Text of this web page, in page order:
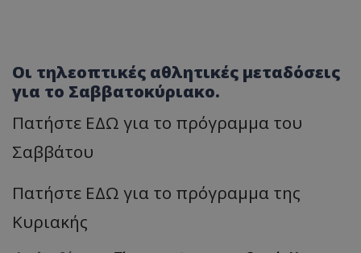
Οι τηλεοπτικές αθλητικές μεταδόσεις
για το Σαββατοκύριακο.
Πατήστε ΕΔΩ για το πρόγραμμα του
Σαββάτου
Πατήστε ΕΔΩ για το πρόγραμμα της
Κυριακής